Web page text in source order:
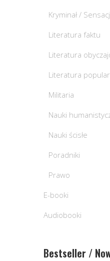
Kryminał /
Literatura faktu
Literatura
Literatura
Militaria
Nauki
Nauki ścisłe
Poradniki
Prawo
E-booki
Audiobooki
Bestseller /